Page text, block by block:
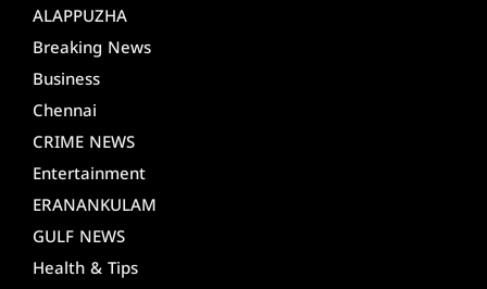
ALAPPUZHA
Breaking News
Business
Chennai
CRIME NEWS
Entertainment
ERANANKULAM
GULF NEWS
Health & Tips